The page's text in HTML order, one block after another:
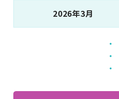
2026年3月
・
・
・